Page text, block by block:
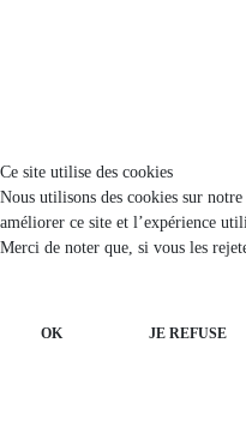
Ce site utilise des cookies
Nous utilisons des cookies sur
améliorer ce site et l’expérience
Merci de noter que, si vous les
OK JE REFUSE